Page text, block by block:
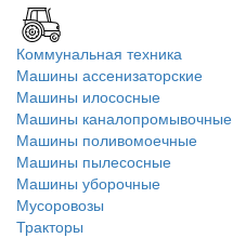
Коммунальная техника
Машины ассенизаторские
Машины илососные
Машины каналопромывочные
Машины поливомоечные
Машины пылесосные
Машины уборочные
Мусоровозы
Тракторы